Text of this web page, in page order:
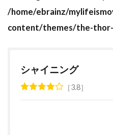
トム・ハーディ
トム・ヘルモア
/home/ebrainz/
content/themes/the-
シャイニング
3.8